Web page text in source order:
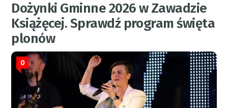
Dożynki Gminne 2026 w Zawadzie
Książęcej. Sprawdź program święta
plonów
0